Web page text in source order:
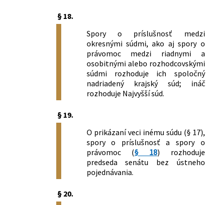
§ 18.
Spory o príslušnosť medzi
okresnými súdmi, ako aj spory o
právomoc medzi riadnymi a
osobitnými alebo rozhodcovskými
súdmi rozhoduje ich spoločný
nadriadený krajský súd; ináč
rozhoduje Najvyšší súd.
§ 19.
O prikázaní veci inému súdu (§ 17),
spory o príslušnosť a spory o
právomoc (§ 18) rozhoduje
predseda senátu bez ústneho
pojednávania.
§ 20.